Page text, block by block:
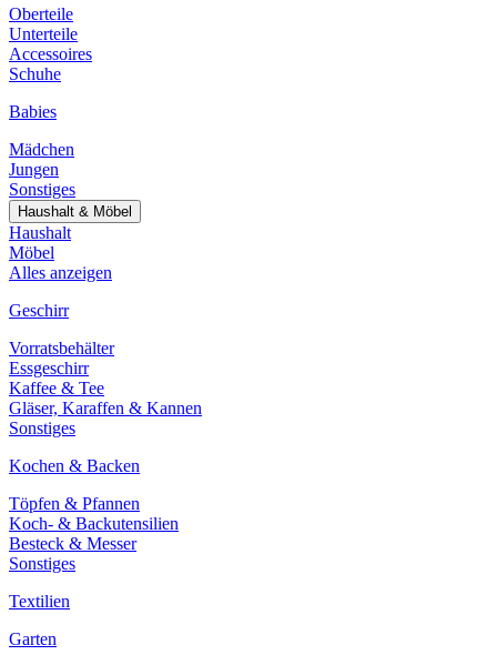
Oberteile
Unterteile
Accessoires
Schuhe
Babies
Mädchen
Jungen
Sonstiges
Haushalt & Möbel
Haushalt
Möbel
Alles anzeigen
Geschirr
Vorratsbehälter
Essgeschirr
Kaffee & Tee
Gläser, Karaffen & Kannen
Sonstiges
Kochen & Backen
Töpfen & Pfannen
Koch- & Backutensilien
Besteck & Messer
Sonstiges
Textilien
Garten